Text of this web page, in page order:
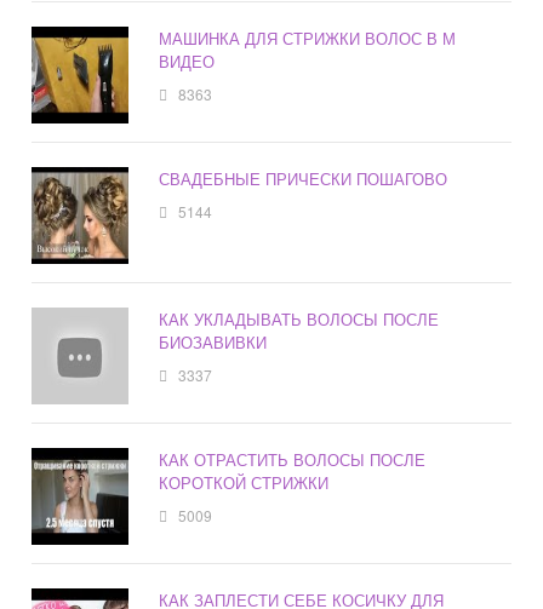
МАШИНКА ДЛЯ СТРИЖКИ ВОЛОС В М
ВИДЕО
8363
СВАДЕБНЫЕ ПРИЧЕСКИ ПОШАГОВО
5144
КАК УКЛАДЫВАТЬ ВОЛОСЫ ПОСЛЕ
БИОЗАВИВКИ
3337
КАК ОТРАСТИТЬ ВОЛОСЫ ПОСЛЕ
КОРОТКОЙ СТРИЖКИ
5009
КАК ЗАПЛЕСТИ СЕБЕ КОСИЧКУ ДЛЯ